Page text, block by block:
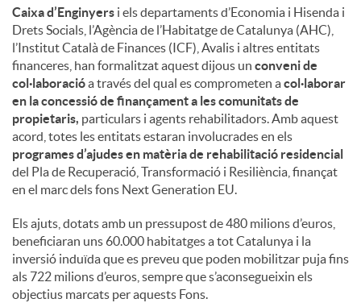
Caixa d’Enginyers i els departaments d’Economia i Hisenda i
Drets Socials, l’Agència de l’Habitatge de Catalunya (AHC),
l’Institut Català de Finances (ICF), Avalis i altres entitats
financeres, han formalitzat aquest dijous un conveni de
col·laboracióa través del qual es comprometen acol·laborar
en la concessió de finançament a les comunitats de
propietaris, particulars i agents rehabilitadors. Amb aquest
acord, totes les entitats estaran involucrades en els
programes d’ajudes en matèria de rehabilitació residencial
del Pla de Recuperació, Transformació i Resiliència, finançat
en el marc dels fons Next Generation EU.
Els ajuts, dotats amb un pressupost de 480 milions d’euros,
beneficiaran uns 60.000 habitatges a tot Catalunya i la
inversió induïda que es preveu que poden mobilitzar puja fins
als 722 milions d’euros, sempre que s’aconsegueixin els
objectius marcats per aquests Fons.